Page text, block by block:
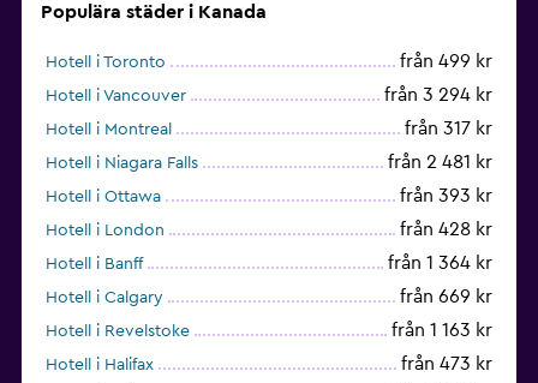
Populära städer i Kanada
Hotell i Toronto från 499 kr
Hotell i Vancouver från 3 294 kr
Hotell i Montreal från 317 kr
Hotell i Niagara Falls från 2 481 kr
Hotell i Ottawa från 393 kr
Hotell i London från 428 kr
Hotell i Banff från 1 364 kr
Hotell i Calgary från 669 kr
Hotell i Revelstoke från 1 163 kr
Hotell i Halifax från 473 kr